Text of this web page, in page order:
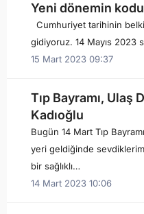
Yeni dönemin
Cumhuriyet tarihinin
gidiyoruz. 14 Mayıs 2023
15 Mart 2023 09:37
Tıp Bayramı, Ulaş
Kadıoğlu
Bugün 14 Mart Tıp
yeri geldiğinde
bir sağlıklı…
14 Mart 2023 10:06